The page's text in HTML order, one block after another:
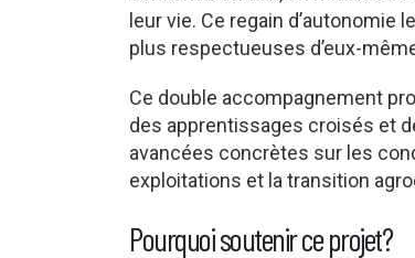
leur vie. Ce regain
plus respectueuses d’eux-
Ce double accompagnement
des apprentissages croisés et
avancées concrètes sur les
exploitations et la transition
Pourquoi soutenir ce projet?